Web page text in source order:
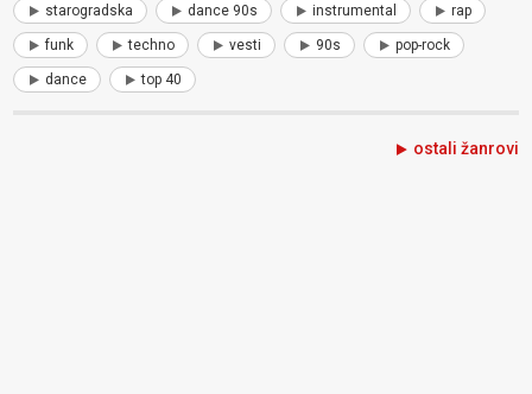
starogradska dance 90s instrumental rap
funk techno vesti 90s pop-rock
dance top 40
ostali žanrovi